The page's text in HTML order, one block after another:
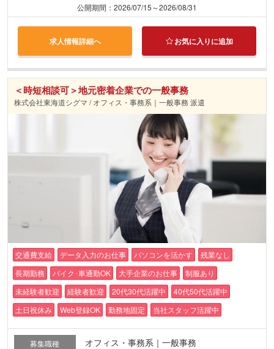
公開期間：2026/07/15～2026/08/31
求人情報詳細へ お気に入りに追加
＜時短相談可＞地元密着企業での一般事務
株式会社東海道シグマ / オフィス・事務系｜一般事務 派遣
交通費支給 データ入力のお仕事 パソコンを活かす
残業なし
長期勤務
バイク･車通勤OK 大手企業のお仕事
制服あり
未経験者歓迎
経験者歓迎 20代30代活躍中
40代50代活躍中
土日祝休み
Web登録OK 勤務地固定 当社スタッフ活躍中
募集職種 オフィス・事務系｜一般事務